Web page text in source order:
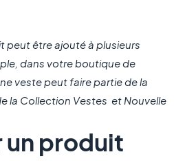
peut être ajouté à plusieurs
dans votre boutique de
veste peut faire partie de la
la Collection Vestes et Nouvelle
un produit